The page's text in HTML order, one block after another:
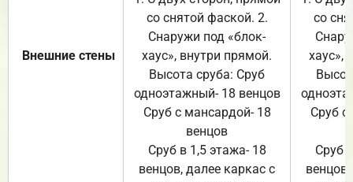
Внешние стены
со снятой фаской. 2.
Снаружи под «блок-
хаус», внутри прямой.
Высота сруба: Сруб
одноэтажный- 18 венцов
Сруб с мансардой- 18
венцов
Сруб в 1,5 этажа- 18
венцов, далее каркас с
со
хаус»,
Сруб с
Сруб